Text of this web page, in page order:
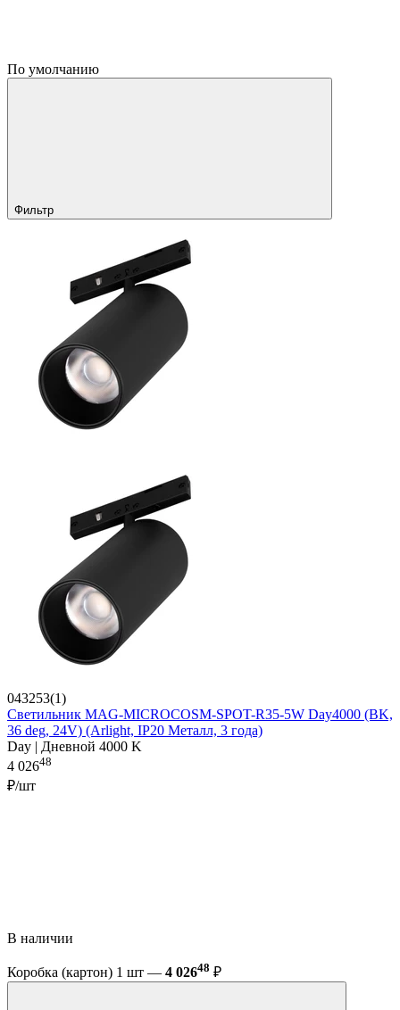
По умолчанию
Фильтр
043253(1)
Светильник MAG-MICROCOSM-SPOT-R35-5W Day4000 (BK,
36 deg, 24V) (Arlight, IP20 Металл, 3 года)
Day | Дневной 4000 K
4 02648
₽/шт
В наличии
Коробка (картон) 1 шт — 4 02648 ₽